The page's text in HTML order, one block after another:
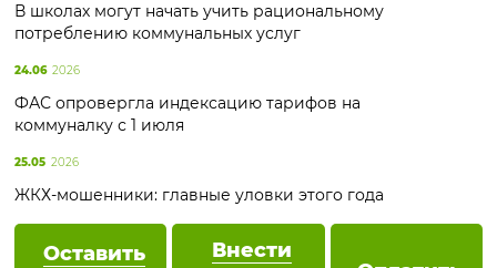
Оставить
Внести
В школах могут начать учить рациональному
потреблению коммунальных услуг
24.06 2026
ФАС опровергла индексацию тарифов на
коммуналку с 1 июля
25.05 2026
ЖКХ-мошенники: главные уловки этого года